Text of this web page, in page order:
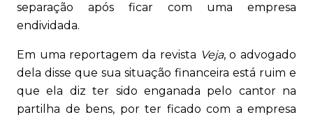
separação após ficar com uma empresa
endividada.
Em uma reportagem da revista Veja, o advogado
dela disse que sua situação financeira está ruim e
que ela diz ter sido enganada pelo cantor na
partilha de bens, por ter ficado com a empresa